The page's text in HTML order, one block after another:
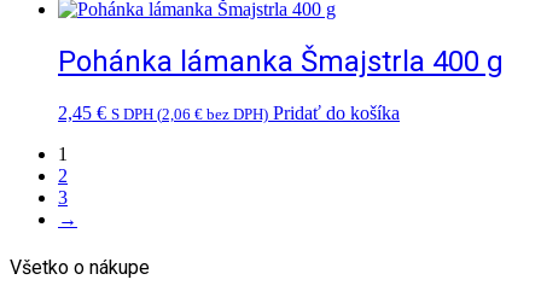
Pohánka lámanka Šmajstrla 400 g
2,45 € S DPH (2,06 € bez DPH) Pridať do košíka
1
2
3
→
Všetko o nákupe